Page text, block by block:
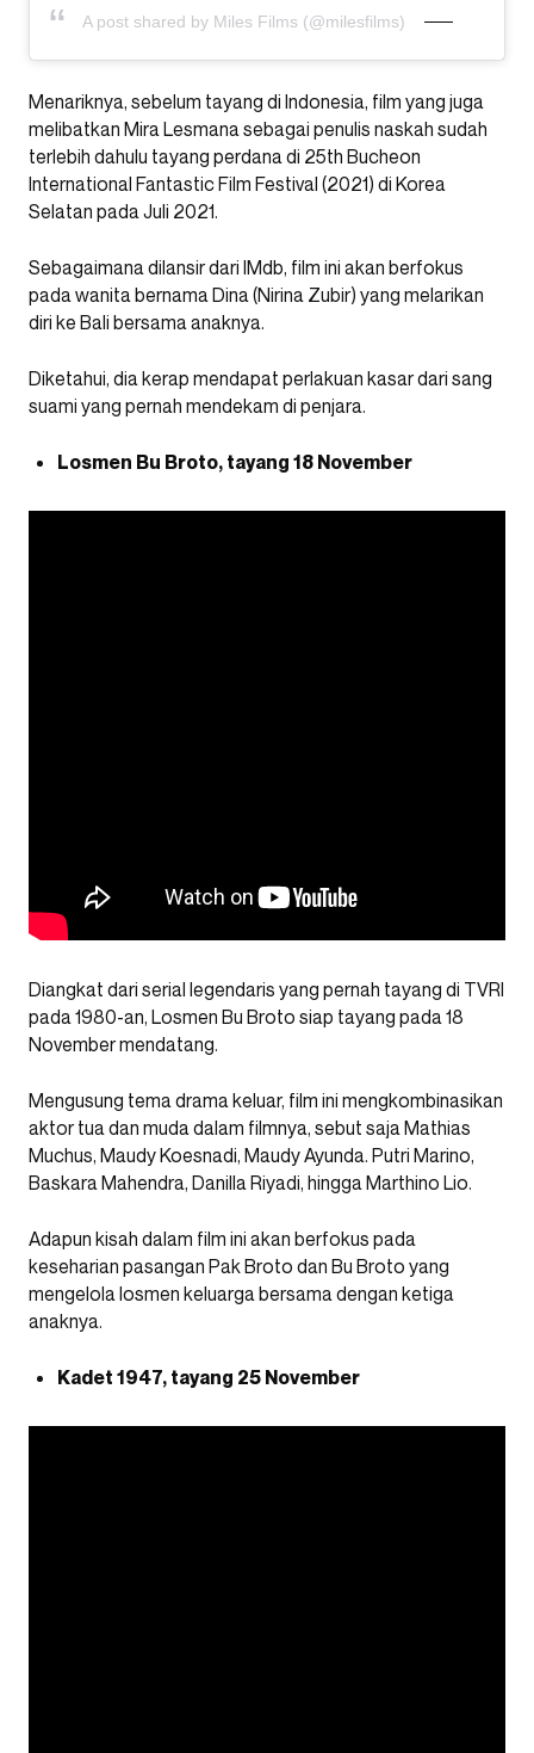
A post shared by Miles Films (@milesfilms)
Menariknya, sebelum tayang di Indonesia, film yang juga
melibatkan Mira Lesmana sebagai penulis naskah sudah
terlebih dahulu tayang perdana di 25th Bucheon
International Fantastic Film Festival (2021) di Korea
Selatan pada Juli 2021.
Sebagaimana dilansir dari IMdb, film ini akan berfokus
pada wanita bernama Dina (Nirina Zubir) yang melarikan
diri ke Bali bersama anaknya.
Diketahui, dia kerap mendapat perlakuan kasar dari sang
suami yang pernah mendekam di penjara.
Losmen Bu Broto, tayang 18 November
Diangkat dari serial legendaris yang pernah tayang di TVRI
pada 1980-an, Losmen Bu Broto siap tayang pada 18
November mendatang.
Mengusung tema drama keluar, film ini mengkombinasikan
aktor tua dan muda dalam filmnya, sebut saja Mathias
Muchus, Maudy Koesnadi, Maudy Ayunda. Putri Marino,
Baskara Mahendra, Danilla Riyadi, hingga Marthino Lio.
Adapun kisah dalam film ini akan berfokus pada
keseharian pasangan Pak Broto dan Bu Broto yang
mengelola losmen keluarga bersama dengan ketiga
anaknya.
Kadet 1947, tayang 25 November